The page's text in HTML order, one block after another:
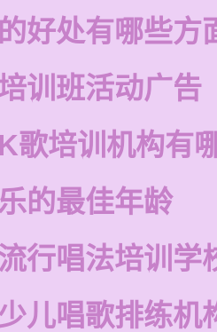
好处有哪些方
训班活动广告
歌培训机构有
的最佳年龄
行唱法培训学
儿唱歌排练机